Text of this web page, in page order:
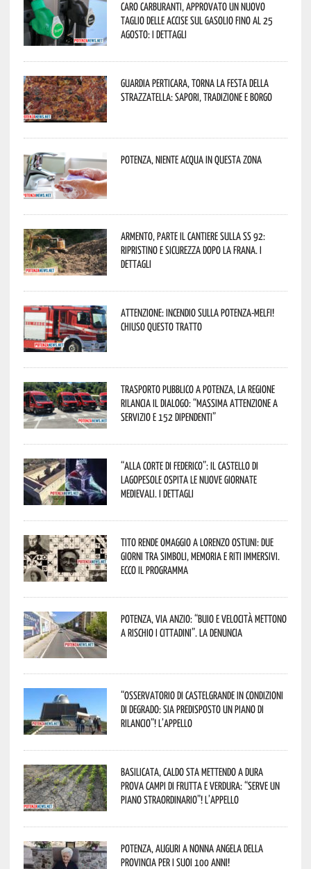
Caro carburanti, approvato un nuovo
taglio delle accise sul gasolio fino al 25
agosto: i dettagli
Guardia Perticara, torna la Festa della
Strazzatella: sapori, tradizione e borgo
Potenza, niente acqua in questa zona
Armento, parte il cantiere sulla SS 92:
ripristino e sicurezza dopo la frana. I
dettagli
Attenzione: incendio sulla Potenza-Melfi!
Chiuso questo tratto
Trasporto pubblico a Potenza, la Regione
rilancia il dialogo: “Massima attenzione a
servizio e 152 dipendenti”
“Alla corte di Federico”: il Castello di
Lagopesole ospita le nuove Giornate
Medievali. I dettagli
Tito rende omaggio a Lorenzo Ostuni: due
giorni tra simboli, memoria e riti immersivi.
Ecco il programma
Potenza, Via Anzio: “Buio e velocità mettono
a rischio i cittadini”. La denuncia
“Osservatorio di Castelgrande in condizioni
di degrado: sia predisposto un piano di
rilancio”! L’appello
Basilicata, caldo sta mettendo a dura
prova campi di frutta e verdura: “Serve un
piano straordinario”! L’appello
Potenza, auguri a nonna Angela della
provincia per i suoi 100 anni!